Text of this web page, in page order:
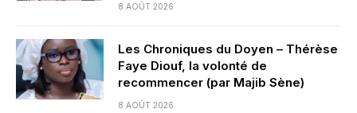
8 AOÛT 2026
Les Chroniques du Doyen – Thérèse
Faye Diouf, la volonté de
recommencer (par Majib Sène)
8 AOÛT 2026